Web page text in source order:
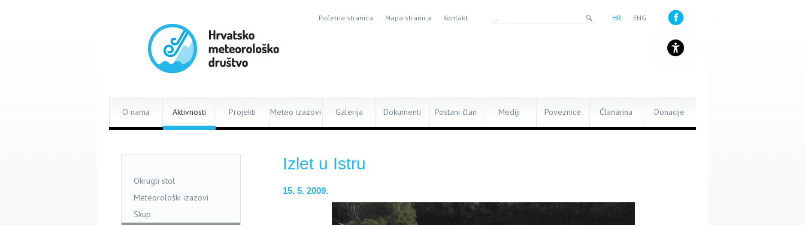
Početna stranica Mapa stranica Kontakt HR ENG
O nama Aktivnosti Projekti Meteo izazovi Galerija Dokumenti Postani član Mediji Poveznice Članarina Donacije
Izlet u Istru
15. 5. 2009.
Okrugli stol
Meteorološki izazovi
Skup